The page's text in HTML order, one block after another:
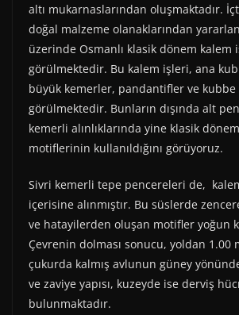
altı mukarnaslarından oluşmaktadır.
doğal malzeme olanaklarından
üzerinde Osmanlı klasik dönem kalem
görülmektedir. Bu kalem işleri, ana
büyük kemerler, pandantifler ve
görülmektedir. Bunların dışında alt
kemerli alınlıklarında yine klasik
motiflerinin kullanıldığını görüyoruz.
Sivri kemerli tepe pencereleri de,
içerisine alınmıştır. Bu süslerde
ve hatayilerden oluşan motifler yoğun
Çevrenin dolması sonucu, yoldan 1.00
çukurda kalmış avlunun güney
ve zaviye yapısı, kuzeyde ise derviş
bulunmaktadır.